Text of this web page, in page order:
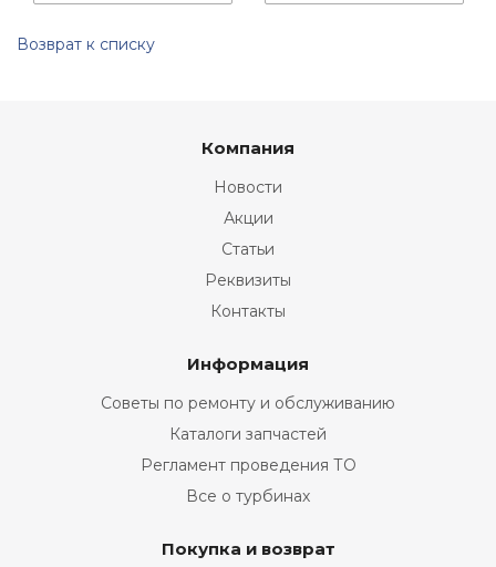
Возврат к списку
Компания
Новости
Акции
Статьи
Реквизиты
Контакты
Информация
Советы по ремонту и обслуживанию
Каталоги запчастей
Регламент проведения ТО
Все о турбинах
Покупка и возврат